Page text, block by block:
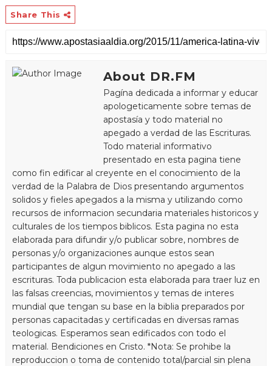
Share This
About DR.FM
Pagína dedicada a informar y educar
apologeticamente sobre temas de
apostasía y todo material no
apegado a verdad de las Escrituras.
Todo material informativo
presentado en esta pagina tiene
como fin edificar al creyente en el conocimiento de la
verdad de la Palabra de Dios presentando argumentos
solidos y fieles apegados a la misma y utilizando como
recursos de informacion secundaria materiales historicos y
culturales de los tiempos biblicos. Esta pagina no esta
elaborada para difundir y/o publicar sobre, nombres de
personas y/o organizaciones aunque estos sean
participantes de algun movimiento no apegado a las
escrituras. Toda publicacion esta elaborada para traer luz en
las falsas creencias, movimientos y temas de interes
mundial que tengan su base en la biblia preparados por
personas capacitadas y certificadas en diversas ramas
teologicas. Esperamos sean edificados con todo el
material. Bendiciones en Cristo. *Nota: Se prohibe la
reproduccion o toma de contenido total/parcial sin plena